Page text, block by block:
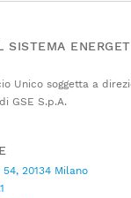
SISTEMA
Unico soggetta a
GSE S.p.A.
20134 Milano